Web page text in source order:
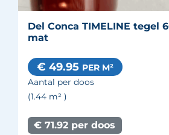
Del Conca TIMELINE tegel
mat
€ 49.95 PER M²
Aantal per doos
(1.44 m² )
€ 71.92 per doos